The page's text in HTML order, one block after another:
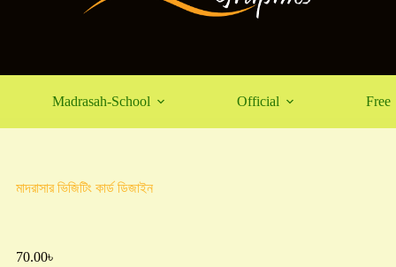
Madrasah-School Official Free
মাদরাসার ভিজিটিং কার্ড ডিজাইন
70.00৳